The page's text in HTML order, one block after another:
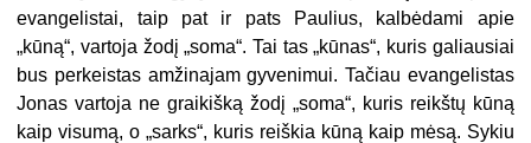
evangelistai, taip pat ir pats Paulius, kalbėdami apie
„kūną“, vartoja žodį „soma“. Tai tas „kūnas“, kuris galiausiai
bus perkeistas amžinajam gyvenimui. Tačiau evangelistas
Jonas vartoja ne graikišką žodį „soma“, kuris reikštų kūną
kaip visumą, o „sarks“, kuris reiškia kūną kaip mėsą. Sykiu